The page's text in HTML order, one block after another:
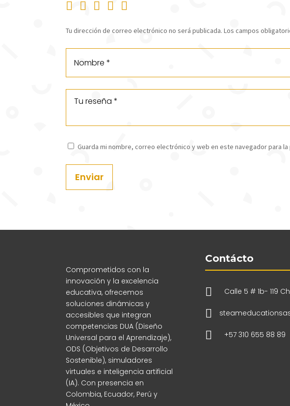
Tu dirección de correo electrónico no será publicada. Los campos
Guarda mi nombre, correo electrónico y web en este navegador para
Enviar
Comprometidos con la
innovación y la excelencia
educativa, ofrecemos
soluciones dinámicas y
accesibles que integran
competencias DUA (Diseño
Universal para el Aprendizaje),
ODS (Objetivos de Desarrollo
Sostenible), simuladores
virtuales e inteligencia artificial
(IA). Con presencia en
Colombia, Ecuador, Perú y
Contácto
 Calle 5 # 1b- 119

 +57 310 655 88 89